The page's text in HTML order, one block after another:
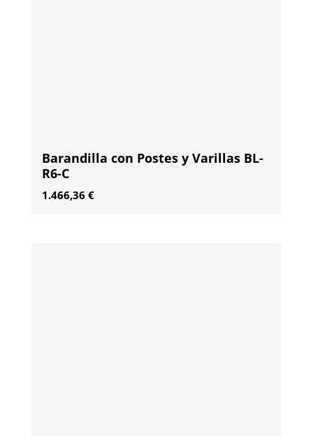
Barandilla con Postes y Varillas BL-
R6-C
1.466,36 €